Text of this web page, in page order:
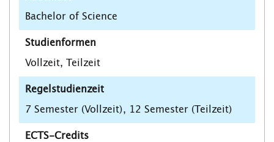
Bachelor of Science
Studienformen
Vollzeit, Teilzeit
Regelstudienzeit
7 Semester (Vollzeit), 12 Semester (Teilzeit)
ECTS-Credits